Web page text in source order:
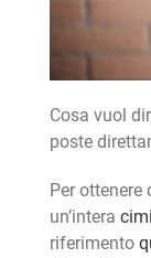
Cosa vuol
poste
Per
un’intera
riferimento